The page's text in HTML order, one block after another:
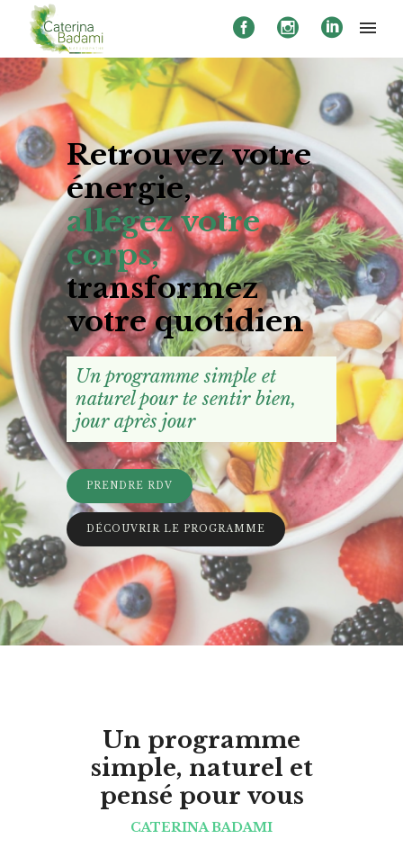
Retrouvez votre
énergie,
allégez votre
corps,
transformez
votre quotidien
Un programme simple et
naturel pour te sentir bien,
jour après jour
PRENDRE RDV
DÉCOUVRIR LE PROGRAMME
Un programme
simple, naturel et
pensé pour vous
CATERINA BADAMI